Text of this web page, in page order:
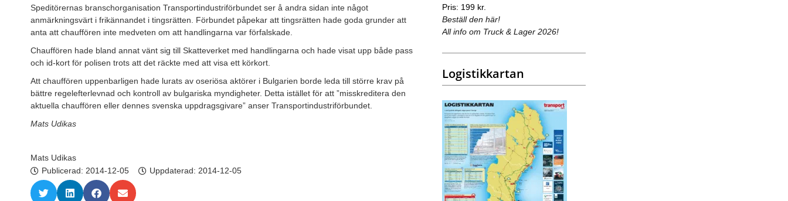
Speditörernas branschorganisation Transportindustriförbundet ser å andra sidan inte något
anmärkningsvärt i frikännandet i tingsrätten. Förbundet påpekar att tingsrätten hade goda grunder att
anta att chauffören inte medveten om att handlingarna var förfalskade.
Chauffören hade bland annat vänt sig till Skatteverket med handlingarna och hade visat upp både pass
och id-kort för polisen trots att det räckte med att visa ett körkort.
Att chauffören uppenbarligen hade lurats av oseriösa aktörer i Bulgarien borde leda till större krav på
bättre regelefterlevnad och kontroll av bulgariska myndigheter. Detta istället för att ”misskreditera den
aktuella chauffören eller dennes svenska uppdragsgivare” anser Transportindustriförbundet.
Mats Udikas
Mats Udikas
Publicerad: 2014-12-05 Uppdaterad: 2014-12-05
Pris: 199 kr.
Beställ den här!
All info om Truck & Lager 2026!
Logistikkartan